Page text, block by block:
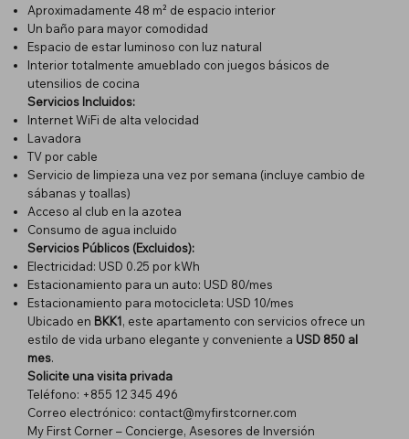
Aproximadamente 48 m² de espacio interior
Un baño para mayor comodidad
Espacio de estar luminoso con luz natural
Interior totalmente amueblado con juegos básicos de
utensilios de cocina
Servicios Incluidos:
Internet WiFi de alta velocidad
Lavadora
TV por cable
Servicio de limpieza una vez por semana (incluye cambio de
sábanas y toallas)
Acceso al club en la azotea
Consumo de agua incluido
Servicios Públicos (Excluidos):
Electricidad: USD 0.25 por kWh
Estacionamiento para un auto: USD 80/mes
Estacionamiento para motocicleta: USD 10/mes
Ubicado en BKK1, este apartamento con servicios ofrece un
estilo de vida urbano elegante y conveniente a USD 850 al
mes.
Solicite una visita privada
Teléfono: +855 12 345 496
Correo electrónico: contact@myfirstcorner.com
My First Corner – Concierge, Asesores de Inversión